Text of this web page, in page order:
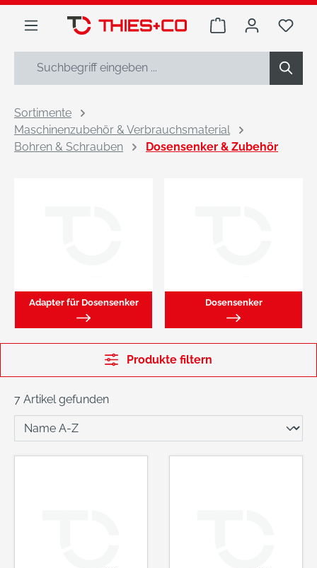
springen
Warenkorb Du
Sortimente
Maschinenzubehör & Verbrauchsmaterial
Bohren & Schrauben
Dosensenker & Zubehör
Adapter für Dosensenker Dosensenker
Produkte filtern
7 Artikel gefunden